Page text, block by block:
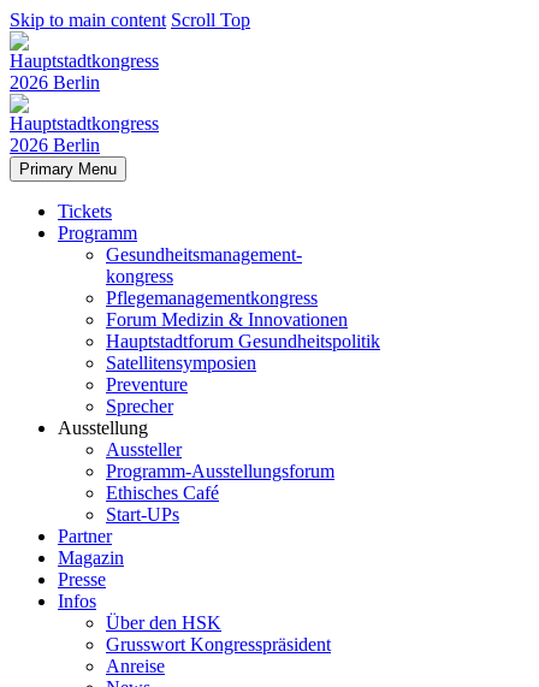
Skip to main content Scroll Top
Primary Menu
Tickets
Programm
Gesundheitsmanagement-
kongress
Pflegemanagementkongress
Forum Medizin & Innovationen
Hauptstadtforum Gesundheitspolitik
Satellitensymposien
Preventure
Sprecher
Ausstellung
Aussteller
Programm-Ausstellungsforum
Ethisches Café
Start-UPs
Partner
Magazin
Presse
Infos
Über den HSK
Grusswort Kongresspräsident
Anreise